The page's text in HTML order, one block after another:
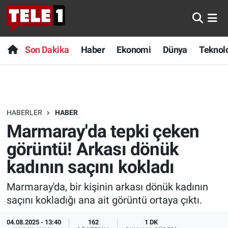
Son Dakika Haber Ekonomi Dünya
HABERLER HABER
Marmaray'da tepki çeken
görüntü! Arkası dönük
kadının saçını kokladı
Marmaray'da, bir kişinin arkası dönük kadının
saçını kokladığı ana ait görüntü ortaya çıktı.
04.08.2025 - 13:40 162 1 DK
Anında Manşet
Başka Sohbetler
Bilim turu
Bilim ve Teknoloji Evreni
Doğa Konuşuyor
Dünya
Ege Saati
Son Dakika
Haber
Dünya
Teknoloji
Sağlık
Spor
Yayın Akışı
Nöbetçi Eczaneler
Hava Durumu
Trafik Durumu
Süper Lig Puan Durumu ve Fikstür
Tüm Manşetler
Son Dakika Haberleri
Haber Arşivi